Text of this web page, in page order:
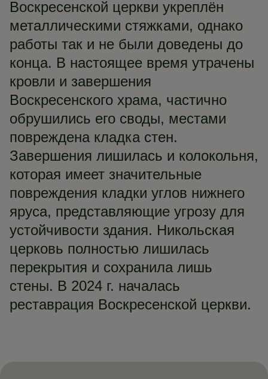
Воскресенской церкви укреплён
металлическими стяжками, однако
работы так и не были доведены до
конца. В настоящее время утрачены
кровли и завершения
Воскресенского храма, частично
обрушились его своды, местами
повреждена кладка стен.
Завершения лишилась и колокольня,
которая имеет значительные
повреждения кладки углов нижнего
яруса, представляющие угрозу для
устойчивости здания. Никольская
церковь полностью лишилась
перекрытия и сохранила лишь
стены. В 2024 г. началась
реставрация Воскресенской церкви.